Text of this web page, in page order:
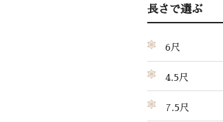
長さで選ぶ
6尺
4.5尺
7.5尺